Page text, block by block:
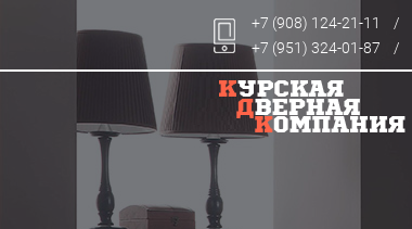
+7 (908) 124-21-11 /
+7 (951) 324-01-87
/